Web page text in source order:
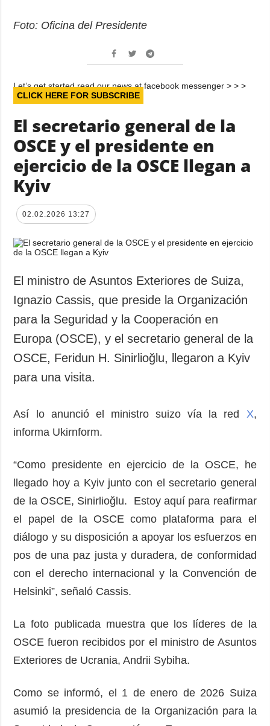
Foto: Oficina del Presidente
Let’s get started read our news at facebook messenger > > >
CLICK HERE FOR SUBSCRIBE
El secretario general de la
OSCE y el presidente en
ejercicio de la OSCE llegan a
Kyiv
02.02.2026 13:27
El ministro de Asuntos Exteriores de Suiza,
Ignazio Cassis, que preside la Organización
para la Seguridad y la Cooperación en
Europa (OSCE), y el secretario general de la
OSCE, Feridun H. Sinirlioğlu, llegaron a Kyiv
para una visita.
Así lo anunció el ministro suizo vía la red X,
informa Ukirnform.
“Como presidente en ejercicio de la OSCE, he
llegado hoy a Kyiv junto con el secretario general
de la OSCE, Sinirlioğlu. Estoy aquí para reafirmar
el papel de la OSCE como plataforma para el
diálogo y su disposición a apoyar los esfuerzos en
pos de una paz justa y duradera, de conformidad
con el derecho internacional y la Convención de
Helsinki”, señaló Cassis.
La foto publicada muestra que los líderes de la
OSCE fueron recibidos por el ministro de Asuntos
Exteriores de Ucrania, Andrii Sybiha.
Como se informó, el 1 de enero de 2026 Suiza
asumió la presidencia de la Organización para la